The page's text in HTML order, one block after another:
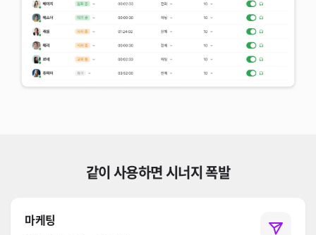
같이 사용하면 시너지 폭발
마케팅